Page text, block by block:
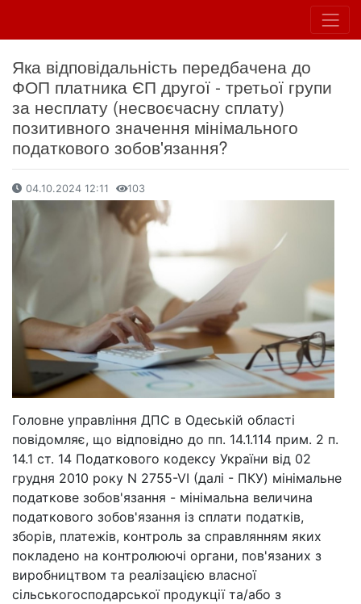
Яка відповідальність передбачена до
ФОП платника ЄП другої - третьої групи
за несплату (несвоєчасну сплату)
позитивного значення мінімального
податкового зобов'язання?
04.10.2024 12:11 103
Головне управління ДПС в Одеській області
повідомляє, що відповідно до пп. 14.1.114 прим. 2 п.
14.1 ст. 14 Податкового кодексу України від 02
грудня 2010 року N 2755-VI (далі - ПКУ) мінімальне
податкове зобов'язання - мінімальна величина
податкового зобов'язання із сплати податків,
зборів, платежів, контроль за справлянням яких
покладено на контролюючі органи, пов'язаних з
виробництвом та реалізацією власної
сільськогосподарської продукції та/або з